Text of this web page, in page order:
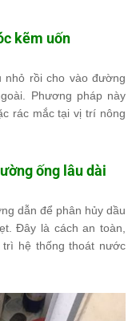
kẽm uốn
nhỏ rồi cho vào đường
Phương pháp này
rác mắc tại vị trí nông
ống lâu dài
dẫn để phân hủy dầu
Đây là cách an toàn,
hệ thống thoát nước